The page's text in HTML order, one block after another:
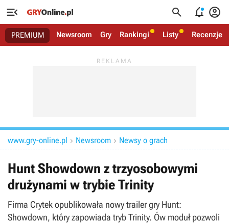
   
PREMIUM Newsroom Gry Rankingi Listy Recenzje
www.gry-online.pl  Newsroom  Newsy o grach
Hunt Showdown z trzyosobowymi
drużynami w trybie Trinity
Firma Crytek opublikowała nowy trailer gry Hunt:
Showdown, który zapowiada tryb Trinity. Ów moduł pozwoli